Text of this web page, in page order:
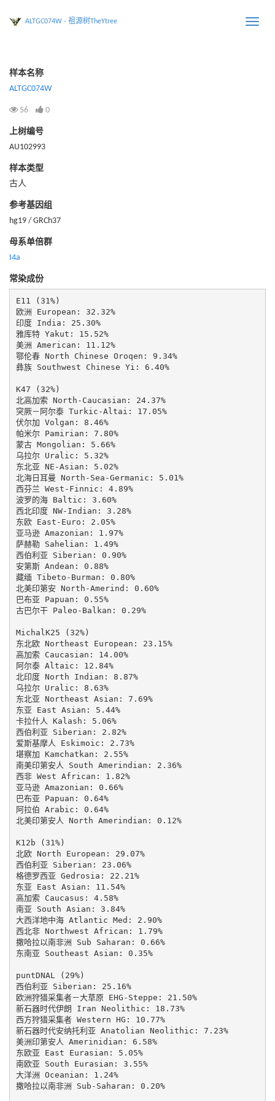
Toggle
ALTGC074W - 祖源树TheYtree
样本名称
ALTGC074W
56 0
上树编号
AU102993
样本类型
古人
参考基因组
hg19 / GRCh37
母系单倍群
I4a
常染成份
E11 (31%)
欧洲 European: 32.32%
印度 India: 25.30%
雅库特 Yakut: 15.52%
美洲 American: 11.12%
鄂伦春 North Chinese Oroqen: 9.34%
彝族 Southwest Chinese Yi: 6.40%
K47 (32%)
北高加索 North-Caucasian: 24.37%
突厥－阿尔泰 Turkic-Altai: 17.05%
伏尔加 Volgan: 8.46%
帕米尔 Pamirian: 7.80%
蒙古 Mongolian: 5.66%
乌拉尔 Uralic: 5.32%
东北亚 NE-Asian: 5.02%
北海日耳曼 North-Sea-Germanic: 5.01%
西芬兰 West-Finnic: 4.89%
波罗的海 Baltic: 3.60%
西北印度 NW-Indian: 3.28%
东欧 East-Euro: 2.05%
亚马逊 Amazonian: 1.97%
萨赫勒 Sahelian: 1.49%
西伯利亚 Siberian: 0.90%
安第斯 Andean: 0.88%
藏缅 Tibeto-Burman: 0.80%
北美印第安 North-Amerind: 0.60%
巴布亚 Papuan: 0.55%
古巴尔干 Paleo-Balkan: 0.29%
MichalK25 (32%)
东北欧 Northeast European: 23.15%
高加索 Caucasian: 14.00%
阿尔泰 Altaic: 12.84%
北印度 North Indian: 8.87%
乌拉尔 Uralic: 8.63%
东北亚 Northeast Asian: 7.69%
东亚 East Asian: 5.44%
卡拉什人 Kalash: 5.06%
西伯利亚 Siberian: 2.82%
爱斯基摩人 Eskimoic: 2.73%
堪察加 Kamchatkan: 2.55%
南美印第安人 South Amerindian: 2.36%
西非 West African: 1.82%
亚马逊 Amazonian: 0.66%
巴布亚 Papuan: 0.64%
阿拉伯 Arabic: 0.64%
北美印第安人 North Amerindian: 0.12%
K12b (31%)
北欧 North European: 29.07%
西伯利亚 Siberian: 23.06%
格德罗西亚 Gedrosia: 22.21%
东亚 East Asian: 11.54%
高加索 Caucasus: 4.58%
南亚 South Asian: 3.84%
大西洋地中海 Atlantic Med: 2.90%
西北非 Northwest African: 1.79%
撒哈拉以南非洲 Sub Saharan: 0.66%
东南亚 Southeast Asian: 0.35%
puntDNAL (29%)
西伯利亚 Siberian: 25.16%
欧洲狩猎采集者－大草原 EHG-Steppe: 21.50%
新石器时代伊朗 Iran Neolithic: 18.73%
西方狩猎采集者 Western HG: 10.77%
新石器时代安纳托利亚 Anatolian Neolithic: 7.23%
美洲印第安人 Amerinidian: 6.58%
东欧亚 East Eurasian: 5.05%
南欧亚 South Eurasian: 3.55%
大洋洲 Oceanian: 1.24%
撒哈拉以南非洲 Sub-Saharan: 0.20%